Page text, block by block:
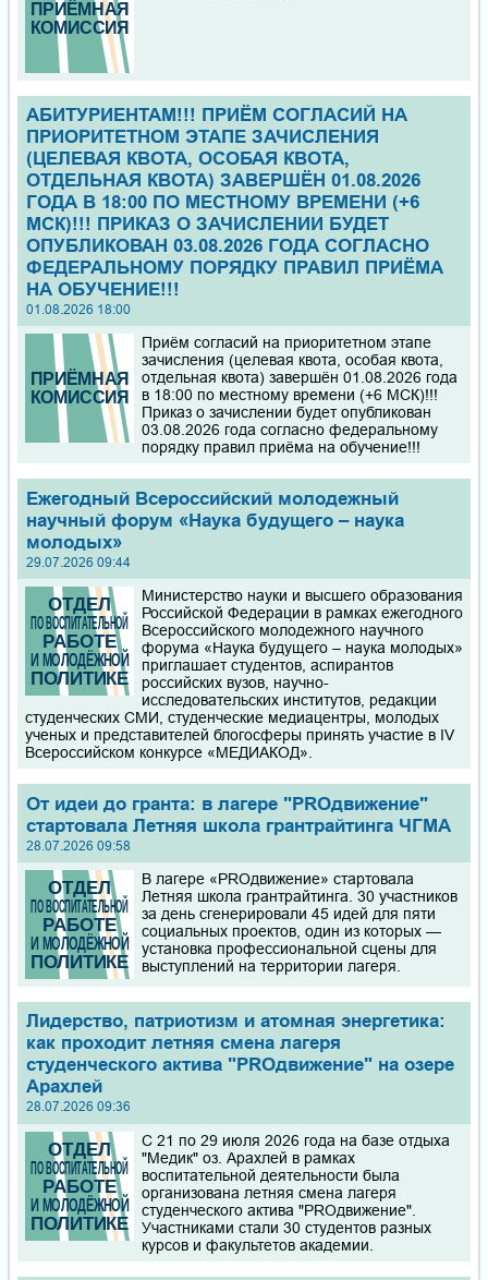
АБИТУРИЕНТАМ!!! ПРИЁМ СОГЛАСИЙ НА
ПРИОРИТЕТНОМ ЭТАПЕ ЗАЧИСЛЕНИЯ
(ЦЕЛЕВАЯ КВОТА, ОСОБАЯ КВОТА,
ОТДЕЛЬНАЯ КВОТА) ЗАВЕРШЁН 01.08.2026
ГОДА В 18:00 ПО МЕСТНОМУ ВРЕМЕНИ (+6
МСК)!!! ПРИКАЗ О ЗАЧИСЛЕНИИ БУДЕТ
ОПУБЛИКОВАН 03.08.2026 ГОДА СОГЛАСНО
ФЕДЕРАЛЬНОМУ ПОРЯДКУ ПРАВИЛ ПРИЁМА
НА ОБУЧЕНИЕ!!!
01.08.2026 18:00
Приём согласий на приоритетном этапе
зачисления (целевая квота, особая квота,
отдельная квота) завершён 01.08.2026 года
в 18:00 по местному времени (+6 МСК)!!!
Приказ о зачислении будет опубликован
03.08.2026 года согласно федеральному
порядку правил приёма на обучение!!!
Ежегодный Всероссийский молодежный
научный форум «Наука будущего – наука
молодых»
29.07.2026 09:44
Министерство науки и высшего образования
Российской Федерации в рамках ежегодного
Всероссийского молодежного научного
форума «Наука будущего – наука молодых»
приглашает студентов, аспирантов
российских вузов, научно-
исследовательских институтов, редакции
студенческих СМИ, студенческие медиацентры, молодых
ученых и представителей блогосферы принять участие в IV
Всероссийском конкурсе «МЕДИАКОД».
От идеи до гранта: в лагере "PROдвижение"
стартовала Летняя школа грантрайтинга ЧГМА
28.07.2026 09:58
В лагере «PROдвижение» стартовала
Летняя школа грантрайтинга. 30 участников
за день сгенерировали 45 идей для пяти
социальных проектов, один из которых —
установка профессиональной сцены для
выступлений на территории лагеря.
Лидерство, патриотизм и атомная энергетика:
как проходит летняя смена лагеря
студенческого актива "PROдвижение" на озере
Арахлей
28.07.2026 09:36
С 21 по 29 июля 2026 года на базе отдыха
"Медик" оз. Арахлей в рамках
воспитательной деятельности была
организована летняя смена лагеря
студенческого актива "PROдвижение".
Участниками стали 30 студентов разных
курсов и факультетов академии.